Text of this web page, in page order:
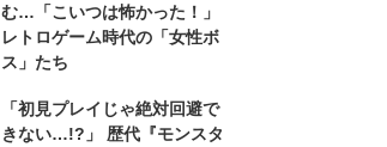
む…「こいつは怖かった！」
レトロゲーム時代の「女性ボ
ス」たち
「初見プレイじゃ絶対回避で
きない…!?」 歴代『モンスタ